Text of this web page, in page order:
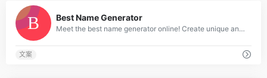
Best Name Generator
Meet the best name generator online! Create unique and meaningful names.
文案